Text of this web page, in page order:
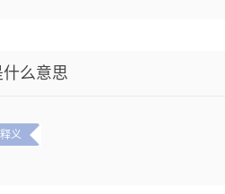
什么意思
义